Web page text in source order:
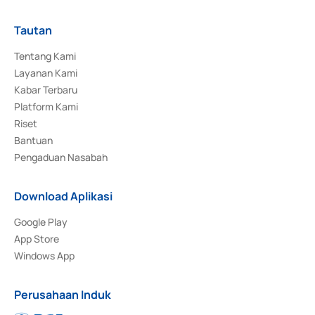
Tautan
Tentang Kami
Layanan Kami
Kabar Terbaru
Platform Kami
Riset
Bantuan
Pengaduan Nasabah
Download Aplikasi
Google Play
App Store
Windows App
Perusahaan Induk